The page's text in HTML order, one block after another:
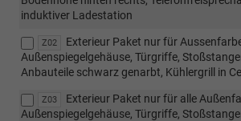
induktiver Ladestation
Z02
Exterieur Paket nur für
Außenspiegelgehäuse, Türgriffe,
Anbauteile schwarz genarbt, Kühlergrill in
Z03
Exterieur Paket nur für alle
Außenspiegelgehäuse, Türgriffe,